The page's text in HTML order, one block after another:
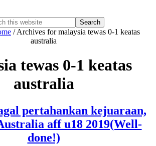
Hide
Search
/Archives for malaysia tewas 0-1 keatas
australia
tewas 0-1 keatas
australia
pertahankan kejuaraan,
aff u18 2019(Well-
done!)